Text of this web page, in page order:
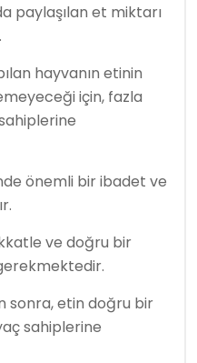
paylaşılan et miktarı
hayvanın etinin
için, fazla
önemli bir ibadet ve
ve doğru bir
sonra, etin doğru bir
sahiplerine